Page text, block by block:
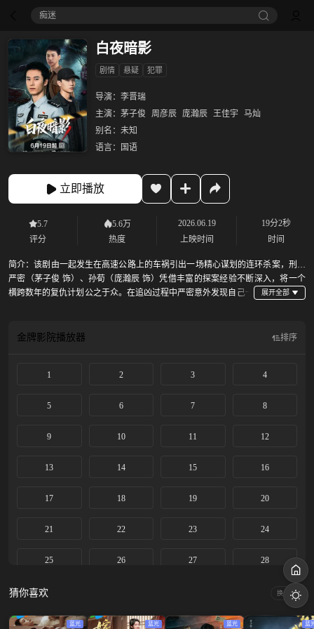
痴迷
白夜暗影
剧情 悬疑 犯罪
导演： 李晋瑞
主演： 茅子俊 周彦辰 庞瀚辰 王佳宇
马灿
别名： 未知
语言：
国语
立即播放
5.7
评分
5.6万
热度
2026.06.19
上映时间
19分2秒
时间
简介：该剧由一起发生在高速公路上的车祸引出一场精心谋划的连环杀案，刑警
严密（茅子俊 饰）、孙荀（庞瀚辰 饰）凭借丰富的探案经验不断深入，将一个
横跨数年的复仇计划公之于众。在追凶过程中严密意外发现自己一
金牌影院播放器 排序
1 2 3 4
5 6 7 8
9 10 11 12
13 14 15 16
17 18 19 20
21 22 23 24
25 26 27 28
29
猜你喜欢 换一换
蓝光 蓝光 蓝光 蓝